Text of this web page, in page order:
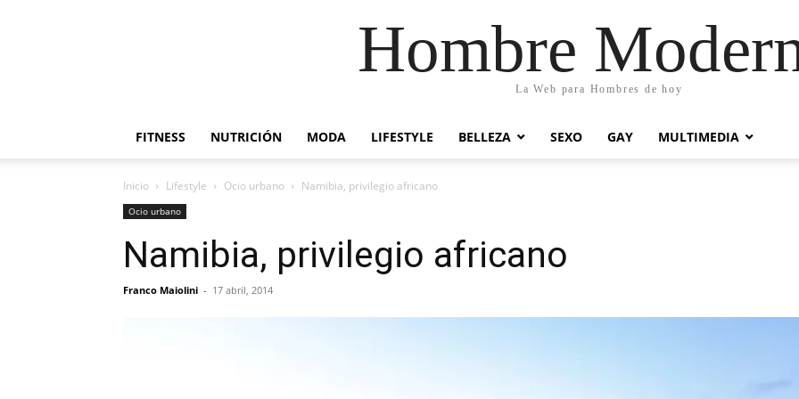
Hombre
La Web para Hombres de hoy
FITNESS NUTRICIÓN MODA LIFESTYLE BELLEZA SEXO GAY MULTIMEDIA
Inicio Lifestyle Ocio urbano Namibia, privilegio africano
Ocio urbano
Namibia, privilegio africano
Franco Maiolini - 17 abril, 2014